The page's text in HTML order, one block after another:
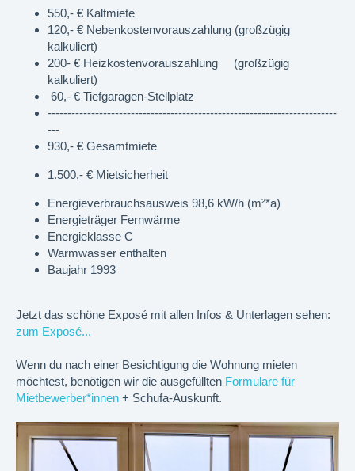
550,- € Kaltmiete
120,- € Nebenkostenvorauszahlung (großzügig
kalkuliert)
200- € Heizkostenvorauszahlung (großzügig
kalkuliert)
60,- € Tiefgaragen-Stellplatz
-------------------------------------------------------------------------
---
930,- € Gesamtmiete
1.500,- € Mietsicherheit
Energieverbrauchsausweis 98,6 kW/h (m²*a)
Energieträger Fernwärme
Energieklasse C
Warmwasser enthalten
Baujahr 1993
Jetzt das schöne Exposé mit allen Infos & Unterlagen sehen:
zum Exposé...
Wenn du nach einer Besichtigung die Wohnung mieten
möchtest, benötigen wir die ausgefüllten Formulare für
Mietbewerber*innen + Schufa-Auskunft.